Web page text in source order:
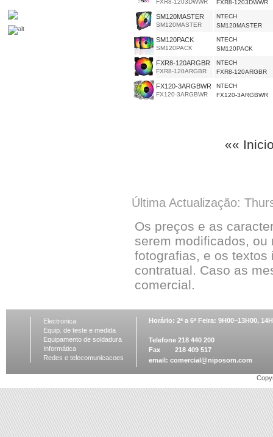
FXR8-1203DWWR
FXR8-1203DWWR
SM120MASTER
SM120MASTER
NTECH
SM120MASTER
SM120PACK
SM120PACK
NTECH
SM120PACK
FXR8-120ARGBR
FXR8-120ARGBR
NTECH
FXR8-120ARGBR
FX120-3ARGBWR
FX120-3ARGBWR
NTECH
FX120-3ARGBWR
««
Última Actualização:
Os preços e as
serem modificados, ou
fotografias, e os
contratual. Caso as
comercial.
Electronica
Equip. de teste e medida
Equipamento de soldadura
Informática
Redes e telecomunicacoes
Horário: 2ª a 6ª Feira: 9H00~13H00,
Telefone 218 440 200
Fax 218 409 517
email: comercial@niposom.com